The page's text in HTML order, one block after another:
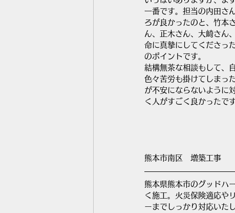
一番です。担当の内田さ
ろが良かったのと、竹本
ん、正木さん、大崎さん
命に真摯にしてくださっ
のポイントです。
結構無茶な相談もして、
色々苦労も掛けてしまっ
が不安にならないように
く人がすごく良かったです
熊本市南区　増築工事
熊本県熊本市のグッドハ
く施工。火災保険適応や
ーまでしっかり対応いた